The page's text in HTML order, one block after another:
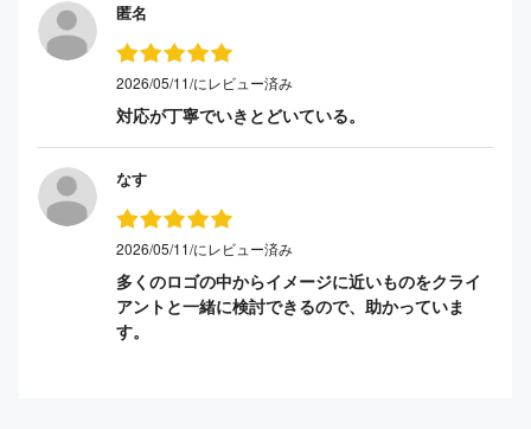
匿名
2026/05/11/にレビュー済み
対応が丁寧でいきとどいている。
なす
2026/05/11/にレビュー済み
多くのロゴの中からイメージに近いものをクライ
アントと一緒に検討できるので、助かっていま
す。